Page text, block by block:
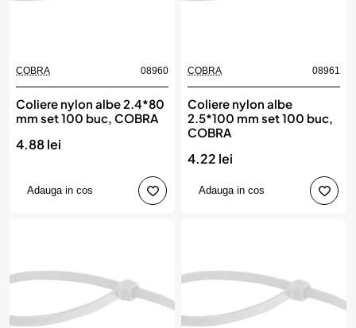
COBRA 08960
Coliere nylon albe 2.4*80
mm set 100 buc, COBRA
4.88 lei
Adauga in cos
COBRA 08961
Coliere nylon albe
2.5*100 mm set 100 buc,
COBRA
4.22 lei
Adauga in cos